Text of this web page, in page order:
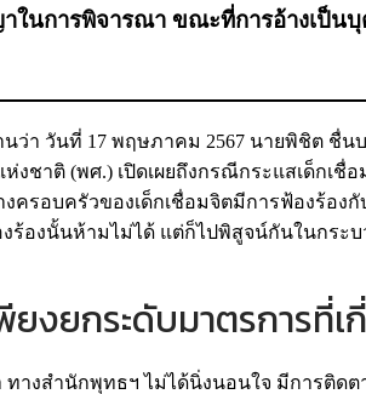
ในการพิจารณา ขณะที่การอ้างเป็น
นว่า วันที่ 17 พฤษภาคม 2567 นายพิชิต ชื่
ชาติ (พศ.) เปิดเผยถึงกรณีกระแสเด็กเชื่
ครอบครัวของเด็กเชื่อมจิตมีการฟ้องร้อง
ร้องนั้นห้ามไม่ได้ แต่ก็ไปพิสูจน์กันในกระ
งยกระดับมาตรการที่เ
ทางสำนักพุทธฯ ไม่ได้นิ่งนอนใจ มีการติด